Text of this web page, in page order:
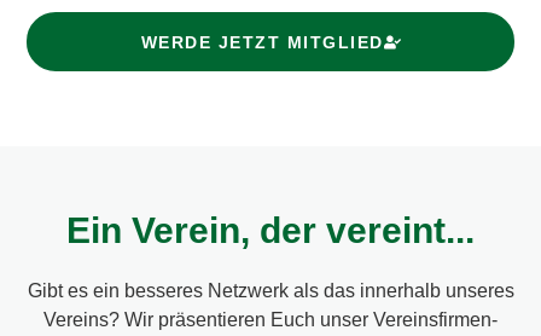
WERDE JETZT MITGLIED
Ein Verein, der vereint...
Gibt es ein besseres Netzwerk als das innerhalb unseres
Vereins? Wir präsentieren Euch unser Vereinsfirmen-